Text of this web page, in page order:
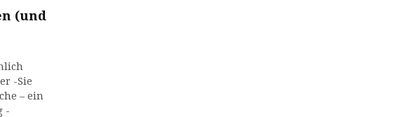
(und
-Sie
– ein
-